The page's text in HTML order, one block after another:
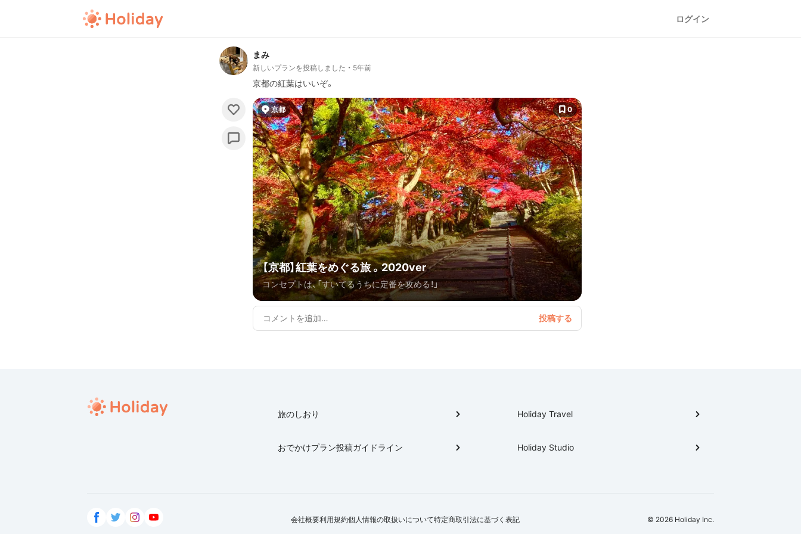
ログイン
まみ
新しいプランを投稿しました 5年前
京都の紅葉はいいぞ。
京都 0
【京都】紅葉をめぐる旅 。2020ver
コンセプトは、「すいてるうちに定番を攻める！」
旅のしおり
おでかけプラン投稿ガイドライン
Holiday Travel
Holiday Studio
会社概要利用規約個人情報の取扱いについて特定商取引法に基づく表記 © 2026 Holiday Inc.